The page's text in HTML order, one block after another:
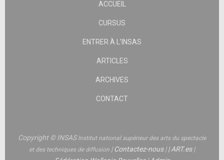
ACCUEIL
CURSUS
ENTRER À L’INSAS
ARTICLES
ARCHIVES
CONTACT
Copyright © INSASInstitut national supérieur des arts du spectacle
et des techniques de diffusion |Contactez-nous||ART.es|